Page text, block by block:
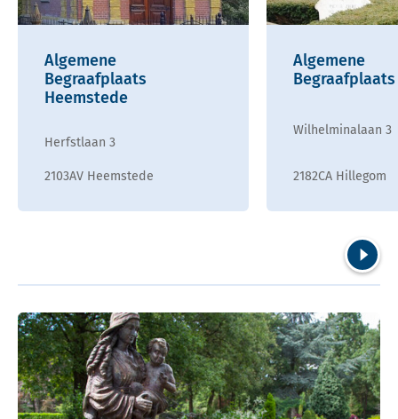
Algemene
Begraafplaats
Heemstede
Herfstlaan 3
2103AV Heemstede
Algemene
Wilhelminalaan 3
2182CA Hillegom